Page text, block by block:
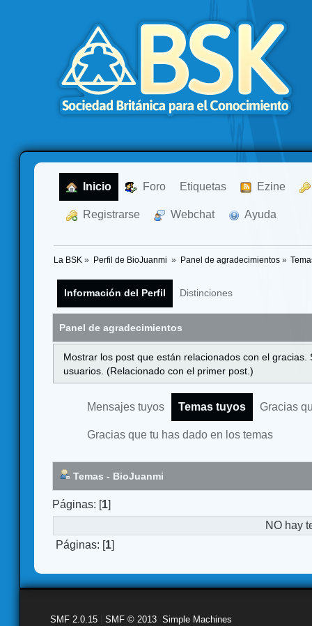
Inicio Foro Etiquetas Ezine
Registrarse Webchat Ayuda
La BSK » Perfil de BioJuanmi » Panel de agradecimientos»
Información del Perfil Distinciones
Panel de agradecimientos
Mostrar los post que están relacionados con el
usuarios. (Relacionado con el primer post.)
Mensajes tuyos Temas tuyos Gracias
Gracias que tu has dado en los temas
Temas - BioJuanmi
Páginas: [1]
NO hay
Páginas: [1]
SMF 2.0.15 SMF © 2013 Simple Machines